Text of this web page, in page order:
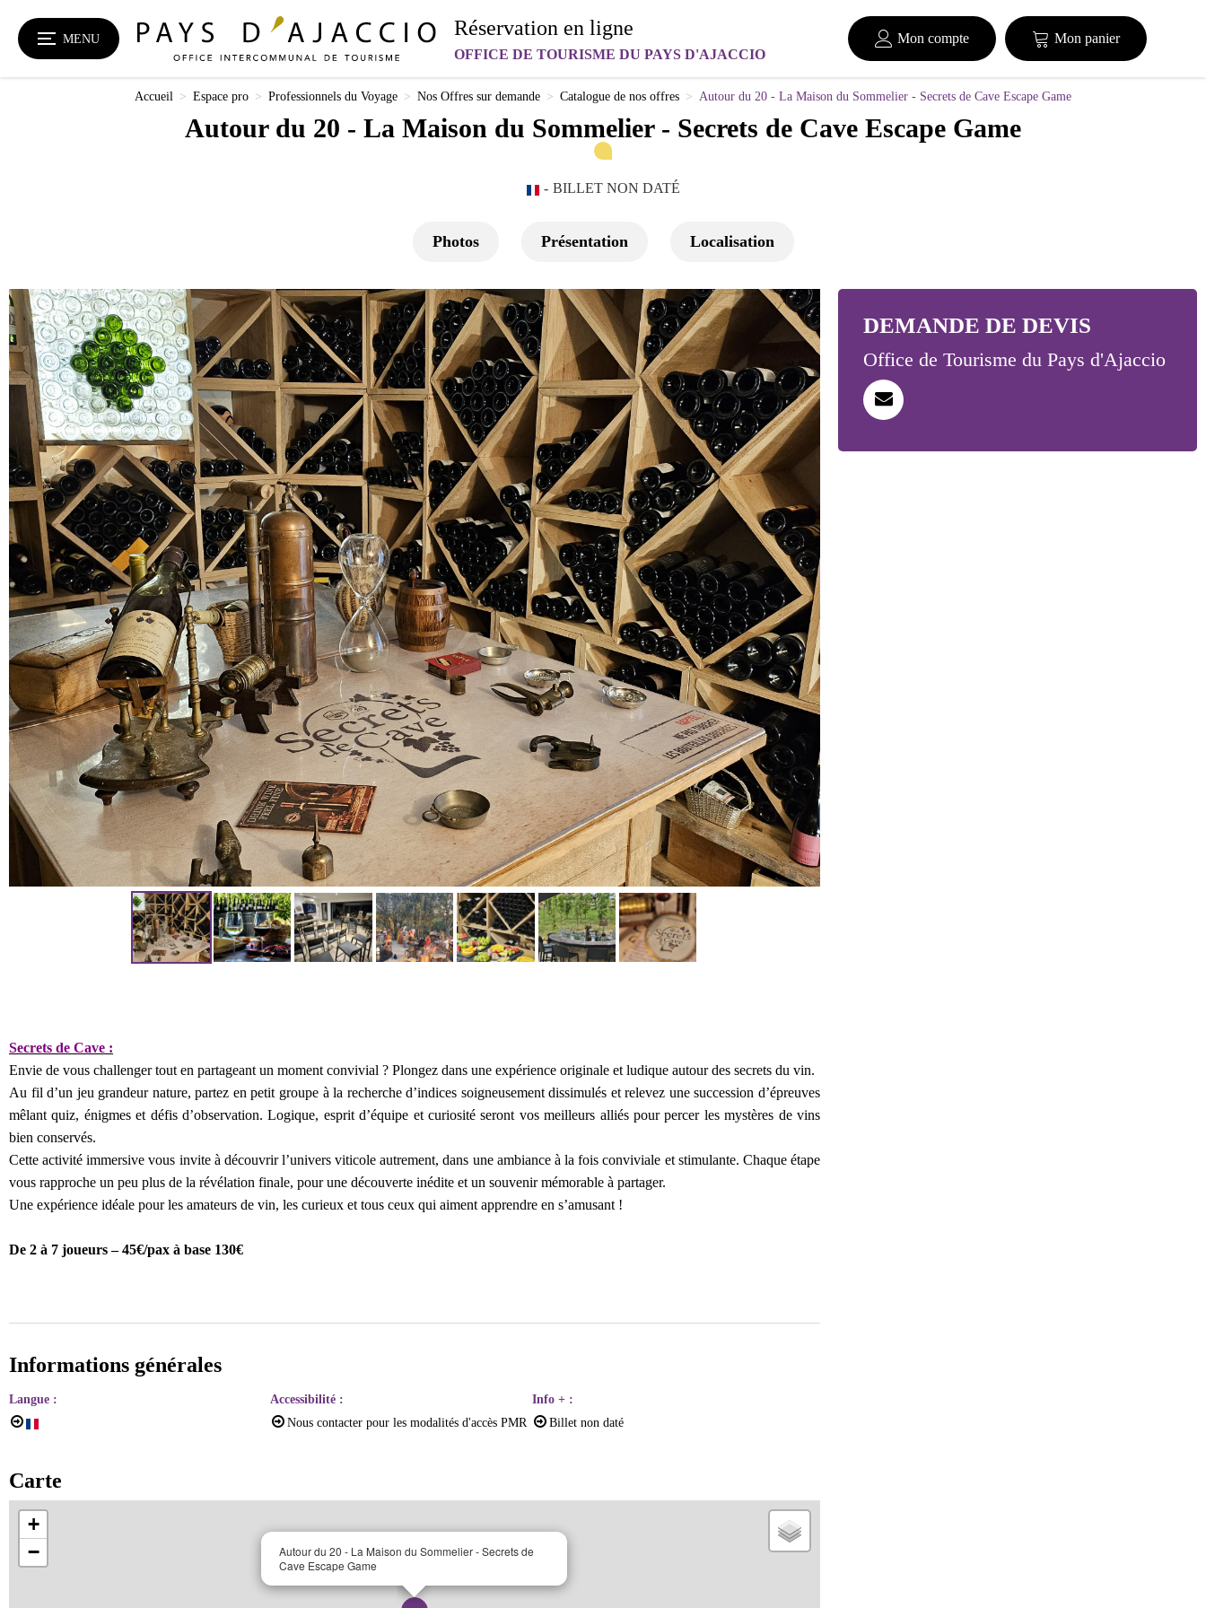
MENU Réservation en ligne
OFFICE DE TOURISME DU PAYS D'AJACCIO
Mon compte Mon panier
Accueil > Espace pro > Professionnels du Voyage > Nos Offres sur demande > Catalogue de nos offres > Autour du 20 - La Maison du Sommelier - Secrets de Cave Escape Game
Autour du 20 - La Maison du Sommelier - Secrets de Cave Escape Game
BILLET NON DATÉ
Photos Présentation Localisation
Office de Tourisme du Pays d'Ajaccio
Secrets de Cave :
Envie de vous challenger tout en partageant un moment convivial ? Plongez dans une expérience originale et ludique autour des secrets du vin.
Au fil d’un jeu grandeur nature, partez en petit groupe à la recherche d’indices soigneusement dissimulés et relevez une succession d’épreuves
mêlant quiz, énigmes et défis d’observation. Logique, esprit d’équipe et curiosité seront vos meilleurs alliés pour percer les mystères de vins
bien conservés.
Cette activité immersive vous invite à découvrir l’univers viticole autrement, dans une ambiance à la fois conviviale et stimulante. Chaque étape
vous rapproche un peu plus de la révélation finale, pour une découverte inédite et un souvenir mémorable à partager.
Une expérience idéale pour les amateurs de vin, les curieux et tous ceux qui aiment apprendre en s’amusant !
De 2 à 7 joueurs – 45€/pax à base 130€
Informations générales
Langue : Accessibilité :
Nous contacter pour les modalités d'accès PMR
Info + :
Billet non daté
Carte
Autour du 20 - La Maison du Sommelier - Secrets de
Cave Escape Game
+
−